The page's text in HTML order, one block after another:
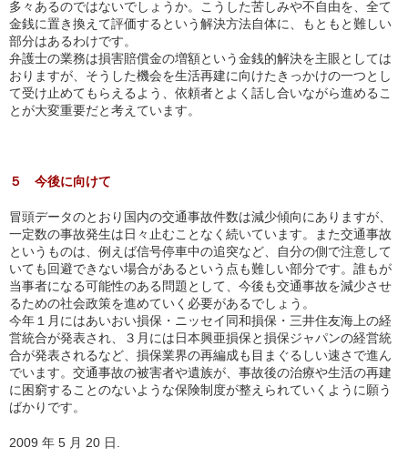
多々あるのではないでしょうか。こうした苦しみや不自由を、全て
金銭に置き換えて評価するという解決方法自体に、もともと難しい
部分はあるわけです。
弁護士の業務は損害賠償金の増額という金銭的解決を主眼としては
おりますが、そうした機会を生活再建に向けたきっかけの一つとし
て受け止めてもらえるよう、依頼者とよく話し合いながら進めるこ
とが大変重要だと考えています。
５ 今後に向けて
冒頭データのとおり国内の交通事故件数は減少傾向にありますが、
一定数の事故発生は日々止むことなく続いています。また交通事故
というものは、例えば信号停車中の追突など、自分の側で注意して
いても回避できない場合があるという点も難しい部分です。誰もが
当事者になる可能性のある問題として、今後も交通事故を減少させ
るための社会政策を進めていく必要があるでしょう。
今年１月にはあいおい損保・ニッセイ同和損保・三井住友海上の経
営統合が発表され、３月には日本興亜損保と損保ジャパンの経営統
合が発表されるなど、損保業界の再編成も目まぐるしい速さで進ん
でいます。交通事故の被害者や遺族が、事故後の治療や生活の再建
に困窮することのないような保険制度が整えられていくように願う
ばかりです。
2009 年 5 月 20 日.